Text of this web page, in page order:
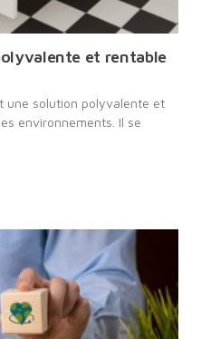
et rentable
une solution polyvalente et
environnements. Il se